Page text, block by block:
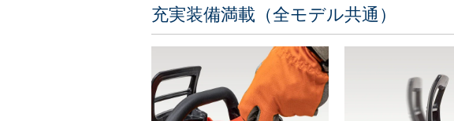
充実装備満載（全モデル共通）